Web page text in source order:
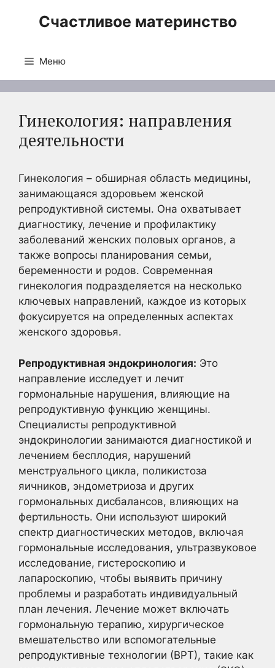
Счастливое материнство
Меню
Гинекология: направления
деятельности
Гинекология – обширная область медицины,
занимающаяся здоровьем женской
репродуктивной системы. Она охватывает
диагностику, лечение и профилактику
заболеваний женских половых органов, а
также вопросы планирования семьи,
беременности и родов. Современная
гинекология подразделяется на несколько
ключевых направлений, каждое из которых
фокусируется на определенных аспектах
женского здоровья.
Репродуктивная эндокринология: Это
направление исследует и лечит
гормональные нарушения, влияющие на
репродуктивную функцию женщины.
Специалисты репродуктивной
эндокринологии занимаются диагностикой и
лечением бесплодия, нарушений
менструального цикла, поликистоза
яичников, эндометриоза и других
гормональных дисбалансов, влияющих на
фертильность. Они используют широкий
спектр диагностических методов, включая
гормональные исследования, ультразвуковое
исследование, гистероскопию и
лапароскопию, чтобы выявить причину
проблемы и разработать индивидуальный
план лечения. Лечение может включать
гормональную терапию, хирургическое
вмешательство или вспомогательные
репродуктивные технологии (ВРТ), такие как